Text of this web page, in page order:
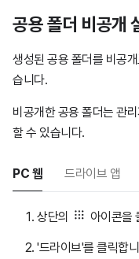
공용 폴더 비공개
생성된 공용 폴더를 비공
습니다.
비공개한 공용 폴더는 관
할 수 있습니다.
PC 웹 드라이브 앱
상단의 아이콘을
'드라이브'를 클릭합